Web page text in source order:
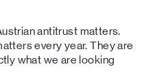
antitrust matters.
every year. They are
what we are looking